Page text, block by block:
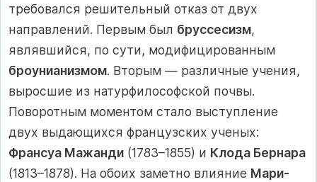
требовался решительный отказ от двух
направлений. Первым был бруссесизм,
являвшийся, по сути, модифицированным
броунианизмом. Вторым — различные учения,
выросшие из натурфилософской почвы.
Поворотным моментом стало выступление
двух выдающихся французских ученых:
Франсуа Мажанди (1783–1855) и Клода Бернара
(1813–1878). На обоих заметно влияние Мари-